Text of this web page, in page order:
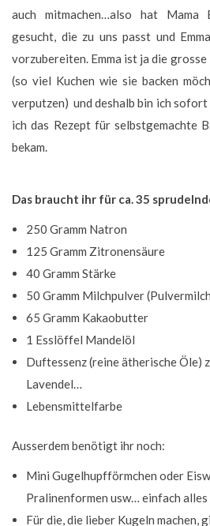
auch mitmachen…also hat Mama
gesucht, die zu uns passt und
vorzubereiten. Emma ist ja die
(so viel Kuchen wie sie backen
verputzen) und deshalb bin ich sofort
ich das Rezept für selbstgemachte
bekam.
Das braucht ihr für ca. 35
250 Gramm Natron
125 Gramm Zitronensäure
40 Gramm Stärke
50 Gramm Milchpulver
65 Gramm Kakaobutter
1 Esslöffel Mandelöl
Duftessenz (reine ätherische Öle)
Lavendel…
Lebensmittelfarbe
Ausserdem benötigt ihr noch:
Mini Gugelhupfförmchen oder
Pralinenformen usw… einfach alles
Für die, die lieber Kugeln machen,